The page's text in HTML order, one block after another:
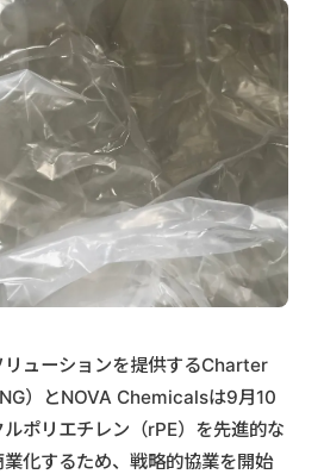
ューションを提供するCharter
）とNOVA Chemicalsは9月10
ポリエチレン（rPE）を先進的な
化するため、戦略的協業を開始